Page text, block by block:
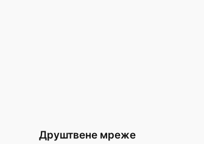
Друштвене мреже